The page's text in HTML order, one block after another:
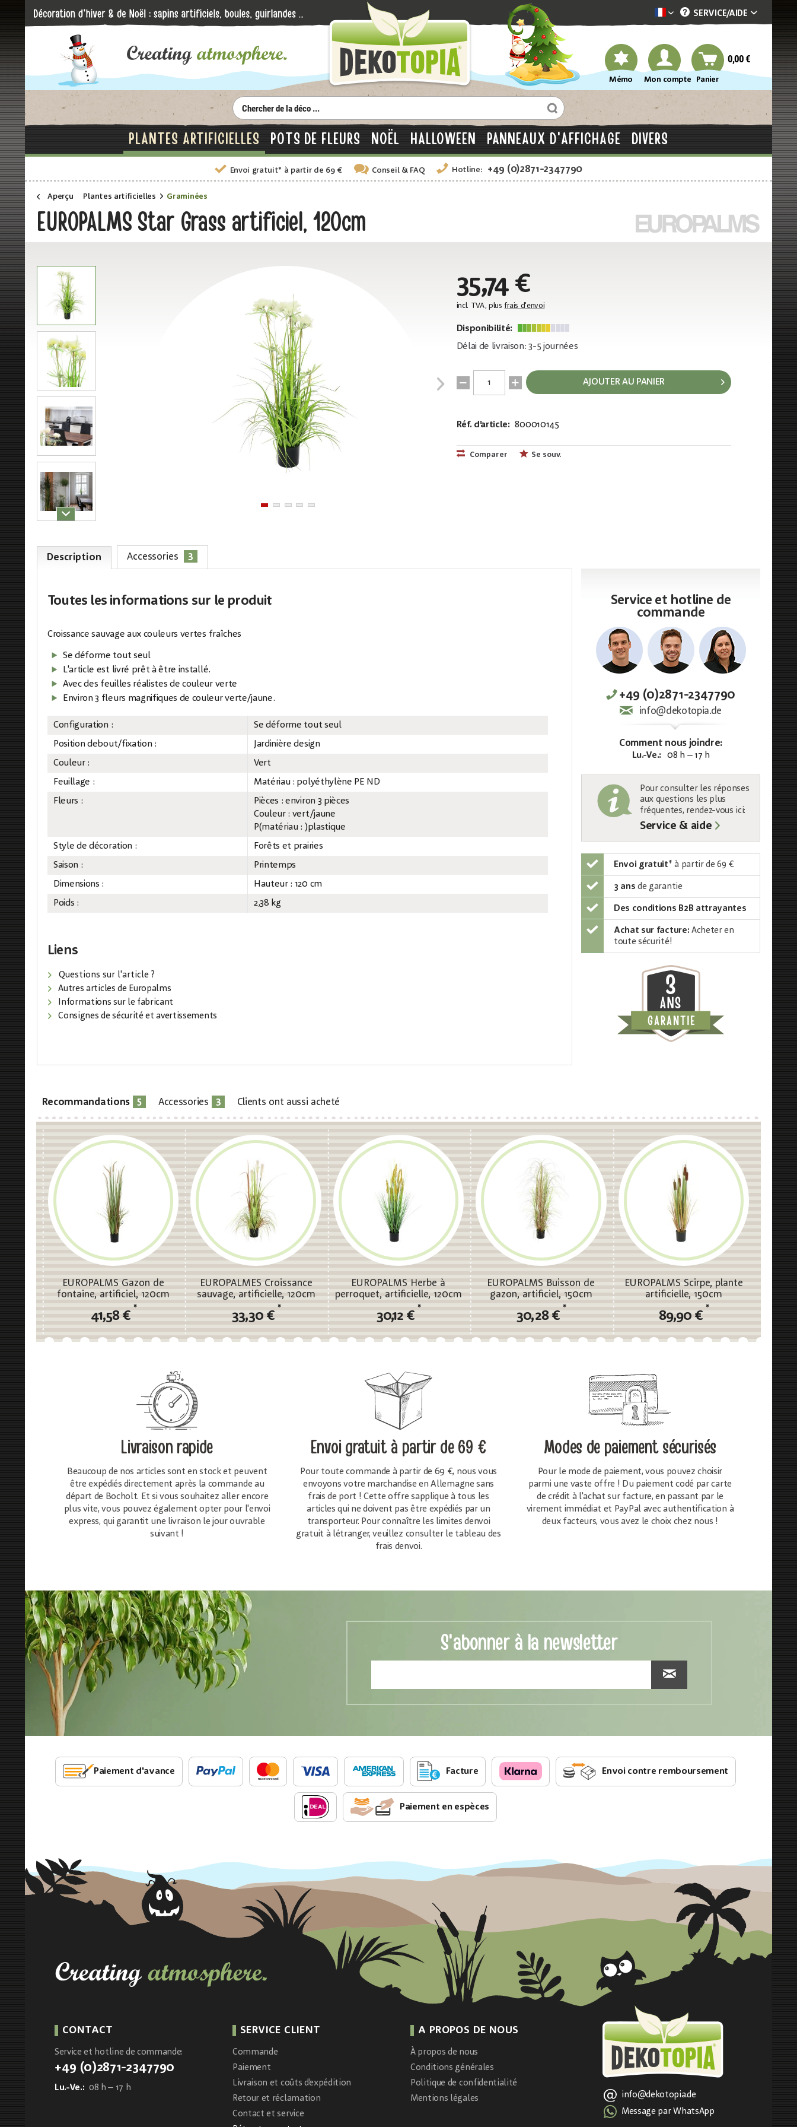
Dekotopia französisch
SERVICE/AIDE
Mémo Mon compte Panier
0,00 €
PLANTES ARTIFICIELLES POTS DE FLEURS NOËL HALLOWEEN PANNEAUX D'AFFICHAGE DIVERS
Envoi gratuit* à partir de 69 € Conseil& FAQ Hotline: +49 (0)2871-2347790
Aperçu Plantes artificielles Graminées
EUROPALMS Star Grass artificiel, 120cm
35,74 €
incl. TVA, plusfrais d'envoi
Disponibilité:
Délai de livraison: 3-5 journées
AJOUTER AU PANIER
Réf. d’article: 800010145
Comparer Se souv.
Description Accessories 3
Toutes les informations sur le produit
Croissance sauvage aux couleurs vertes fraîches
Se déforme tout seul
L'article est livré prêt à être installé.
Avec des feuilles réalistes de couleur verte
Environ 3 fleurs magnifiques de couleur verte/jaune.
Configuration :
Se déforme tout seul
Position debout/fixation :
Jardinière design
Couleur :
Vert
Feuillage :
Matériau : polyéthylène PE ND
Fleurs :
Pièces : environ 3 pièces
Couleur : vert/jaune
P(matériau : )plastique
Style de décoration :
Forêts et prairies
Saison :
Printemps
Dimensions :
Hauteur : 120 cm
Poids :
2,38 kg
Liens
Questions sur l'article ?
Autres articles de Europalms
Informations sur le fabricant
Consignes de sécurité et avertissements
Service et hotline de
commande
+49 (0)2871-2347790
info@dekotopia.de
Comment nous joindre:
Lu.-Ve.: 08 h – 17 h
Pour consulter les réponses
aux questions les plus
fréquentes, rendez-vous ici:
Service & aide
Envoi gratuit* à partir de 69 €
3 ans de garantie
Des conditions B2B attrayantes
Achat sur facture: Acheter en
toute sécurité!
Recommandations 5 Accessories 3 Clients ont aussi acheté
EUROPALMS Gazon de
fontaine, artificiel, 120cm
41,58 €
*
EUROPALMES Croissance
sauvage, artificielle, 120cm
33,30 €
*
EUROPALMS Herbe à
perroquet, artificielle, 120cm
30,12 €
*
EUROPALMS Buisson de
gazon, artificiel, 150cm
30,28 €
*
EUROPALMS Scirpe, plante
artificielle, 150cm
89,90 €
*
Livraison rapide
Beaucoup de nos articles sont en stock et peuvent
être expédiés directement après la commande au
départ de Bocholt. Et si vous souhaitez aller encore
plus vite, vous pouvez également opter pour l'envoi
express, qui garantit une livraison le jour ouvrable
suivant !
Envoi gratuità partir de 69 €
Pour toute commande à partir de 69 €, nous vous
envoyons votre marchandise en Allemagne sans
frais de port ! Cette offre sapplique à tous les
articles qui ne doivent pas être expédiés par un
transporteur. Pour connaître les limites denvoi
gratuit à létranger, veuillez consulter le tableau des
frais denvoi.
Modes de paiement sécurisés
Pour le mode de paiement, vous pouvez choisir
parmi une vaste offre ! Du paiement codé par carte
de crédit à l'achat sur facture, en passant par le
virement immédiat et PayPal avec authentification à
deux facteurs, vous avez le choix chez nous !
S'abonner à la newsletter
Paiement d'avance Facture Envoi contre remboursement
Paiement en espèces
CONTACT
Service et hotline de commande:
+49 (0)2871-2347790
Lu.-Ve.: 08 h – 17 h
SERVICE CLIENT
Commande
Paiement
Livraison et coûts d’expédition
Retour et réclamation
Contact et service
A PROPOS DE NOUS
À propos de nous
Conditions générales
Politique de confidentialité
Mentions légales
info@dekotopia.de
Message par WhatsApp